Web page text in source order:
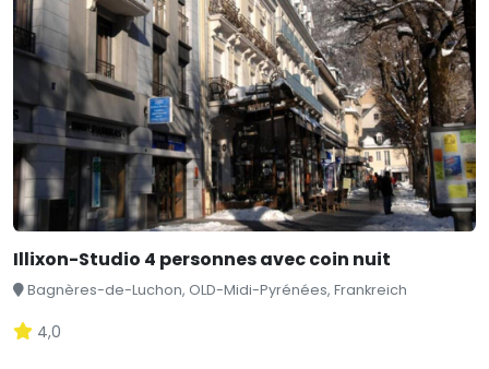
Illixon-Studio 4 personnes avec coin nuit
Bagnères-de-Luchon, OLD-Midi-Pyrénées, Frankreich
4,0